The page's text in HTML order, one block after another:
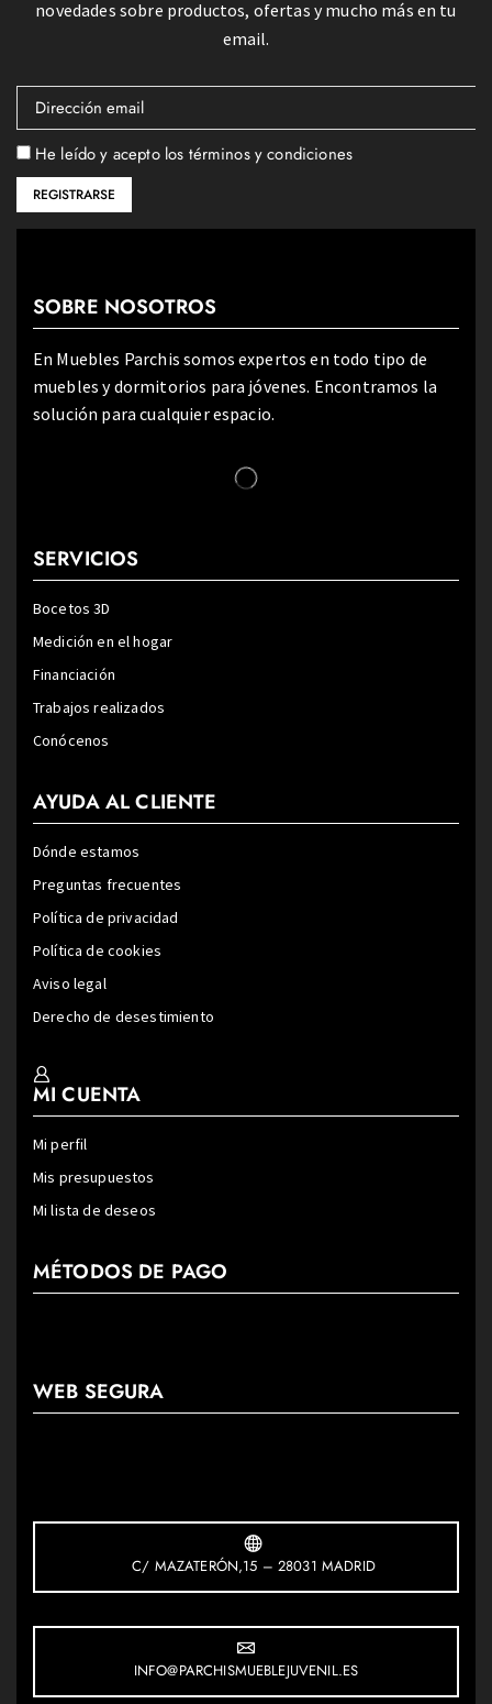
novedades sobre productos, ofertas y mucho más en tu
email.
He leído y acepto los términos y condiciones
SOBRE NOSOTROS
En Muebles Parchis somos expertos en todo tipo de
muebles y dormitorios para jóvenes. Encontramos la
solución para cualquier espacio.
SERVICIOS
Bocetos 3D
Medición en el hogar
Financiación
Trabajos realizados
Conócenos
AYUDA AL CLIENTE
Dónde estamos
Preguntas frecuentes
Política de privacidad
Política de cookies
Aviso legal
Derecho de desestimiento
MI CUENTA
Mi perfil
Mis presupuestos
Mi lista de deseos
MÉTODOS DE PAGO
WEB SEGURA
C/ MAZATERÓN,15 – 28031 MADRID
INFO@PARCHISMUEBLEJUVENIL.ES